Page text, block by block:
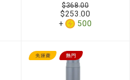
$253.00
500
$368.00